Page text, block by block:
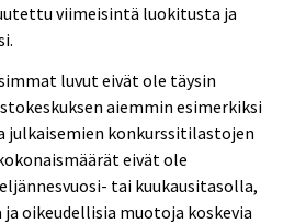
viimeisintä luokitusta ja
luvut eivät ole täysin
aiemmin esimerkiksi
julkaisemien konkurssitilastojen
eivät ole
tai kuukausitasolla,
oikeudellisia muotoja koskevia